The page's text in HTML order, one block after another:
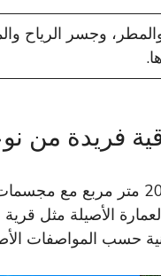
وجسر الرياح
الأصيلة مثل
حسب المواصفات